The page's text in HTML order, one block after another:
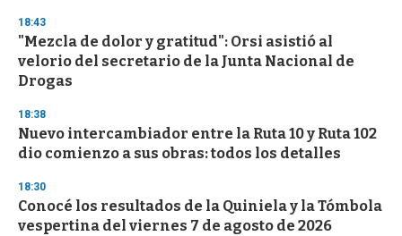
d
s
o
f
3
s
e
c
o
d
s
18:43
"Mezcla de dolor y gratitud": Orsi asistió al
velorio del secretario de la Junta Nacional de
Drogas
18:38
Nuevo intercambiador entre la Ruta 10 y Ruta 102
dio comienzo a sus obras: todos los detalles
18:30
Conocé los resultados de la Quiniela y la Tómbola
vespertina del viernes 7 de agosto de 2026